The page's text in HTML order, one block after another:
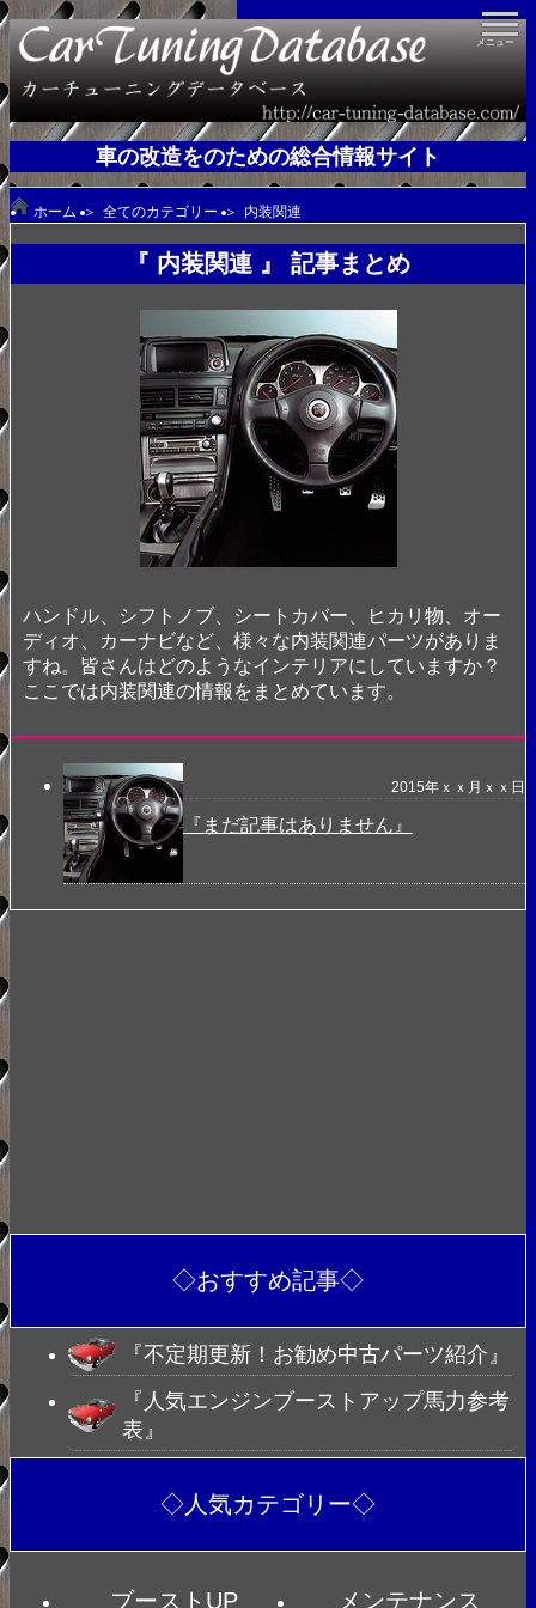
ＨＯＭＥ
馬力UP基礎知識
ＡＢＯＵＴ
ＣＯＮＴＡＣＴ
メニュー
車の改造をのための総合情報サイト
ホーム ＞ 全てのカテゴリー ＞ 内装関連
『 内装関連 』 記事まとめ
ハンドル、シフトノブ、シートカバー、ヒカリ物、オー
ディオ、カーナビなど、様々な内装関連パーツがありま
すね。皆さんはどのようなインテリアにしていますか？
ここでは内装関連の情報をまとめています。
2015年ｘｘ月ｘｘ日
『まだ記事はありません』
◇おすすめ記事◇
『不定期更新！お勧め中古パーツ紹介』
『人気エンジンブーストアップ馬力参考
表』
◇人気カテゴリー◇
ブーストUP メンテナンス